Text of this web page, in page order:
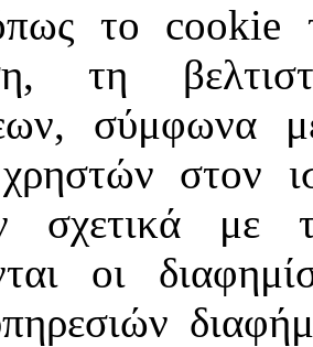
το cookie
τη
σύμφωνα
στον
σχετικά
οι